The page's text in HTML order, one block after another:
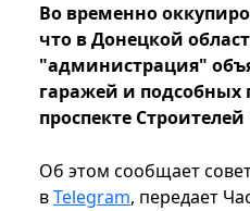
Во временно
что в Донецкой
"администрация"
гаражей и
проспекте
Об этом сообщает
вTelegram, передает